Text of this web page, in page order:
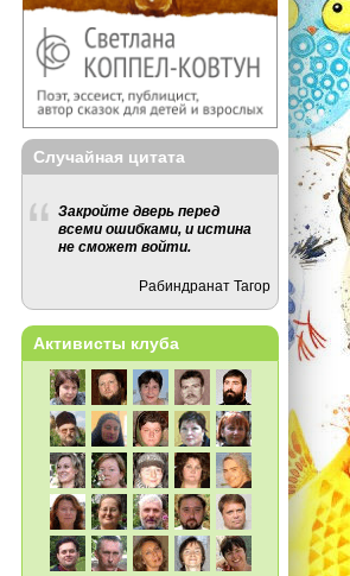
Случайная цитата
Закройте дверь перед
всеми ошибками, и истина
не сможет войти.
Рабиндранат Тагор
Активисты клуба